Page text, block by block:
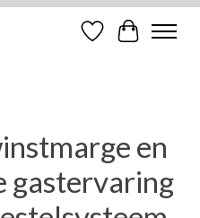
Verlanglijst
en
gastervaring